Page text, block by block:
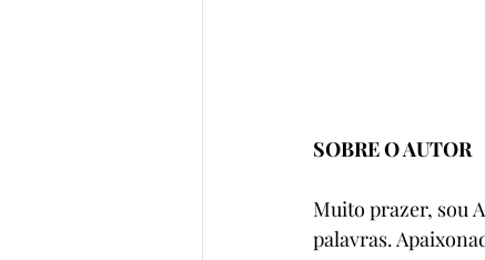
SOBRE O AUTOR
Muito prazer, sou
palavras.